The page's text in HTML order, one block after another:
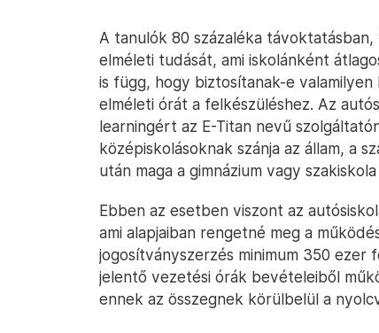
A tanulók 80 százaléka
elméleti tudását, ami iskolánként
is függ, hogy biztosítanak-e
elméleti órát a felkészüléshez. Az
learningért az E-Titan nevű
középiskolásoknak szánja az állam, a
után maga a gimnázium vagy
Ebben az esetben viszont az
ami alapjaiban rengetné meg a
jogosítványszerzés minimum 350
jelentő vezetési órák bevételeiből
ennek az összegnek körülbelül a